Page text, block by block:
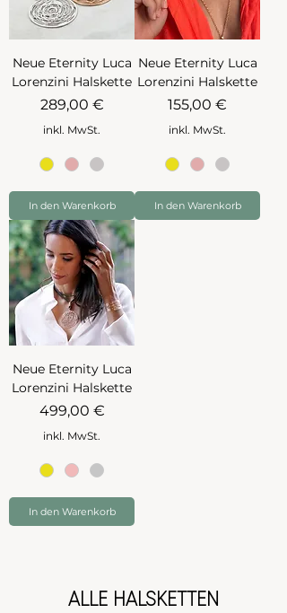
Neue Eternity Luca
Lorenzini Halskette
Preis
289,00 €
inkl. MwSt.
In den Warenkorb
Neue Eternity Luca
Lorenzini Halskette
Preis
155,00 €
inkl. MwSt.
In den Warenkorb
Neue Eternity Luca
Lorenzini Halskette
Preis
499,00 €
inkl. MwSt.
In den Warenkorb
ALLE HALSKETTEN